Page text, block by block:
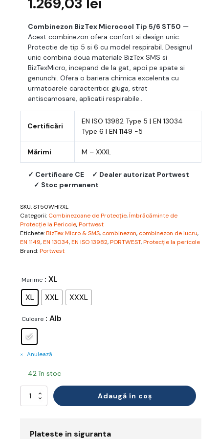
Combinezon BizTex Microcool Tip 5/6 ST50 —
Acest combinezon ofera confort si design unic.
Protectie de tip 5 si 6 cu model respirabil. Designul
unic combina doua materiale BizTex SMS si
BizTexMicro, incepand de la gat, apoi pe spate si
genunchi. Ofera o bariera chimica excelenta cu
urmatoarele caracteritici: gluga, strat
antiscamosare, aplicatii respirabile..
Certificări
EN ISO 13982 Type 5 | EN 13034
Type 6 | EN 1149 -5
Mărimi M – XXXL
✓ Certificare CE
✓ Dealer autorizat Portwest
✓ Stoc permanent
SKU:ST50WHRXL
Categorii: Combinezoane de Protecție,Îmbrăcăminte de
Protecție la Pericole,Portwest
Etichete:BizTex Micro & SMS, combinezon, combinezon de lucru,
EN 1149,EN 13034,EN ISO 13982,PORTWEST,Protecție la pericole
Brand:Portwest
Marime : XL
XL
XXL XXXL
Culoare : Alb
Anulează
42 în stoc
Cantitate
Combinezon
Adaugă în coș
Plateste in siguranta